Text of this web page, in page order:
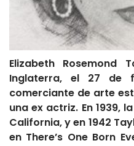
Elizabeth Rosemond
Inglaterra, el 27 de
comerciante de arte
una ex actriz. En 1939,
California, y en 1942
en There’s One Born